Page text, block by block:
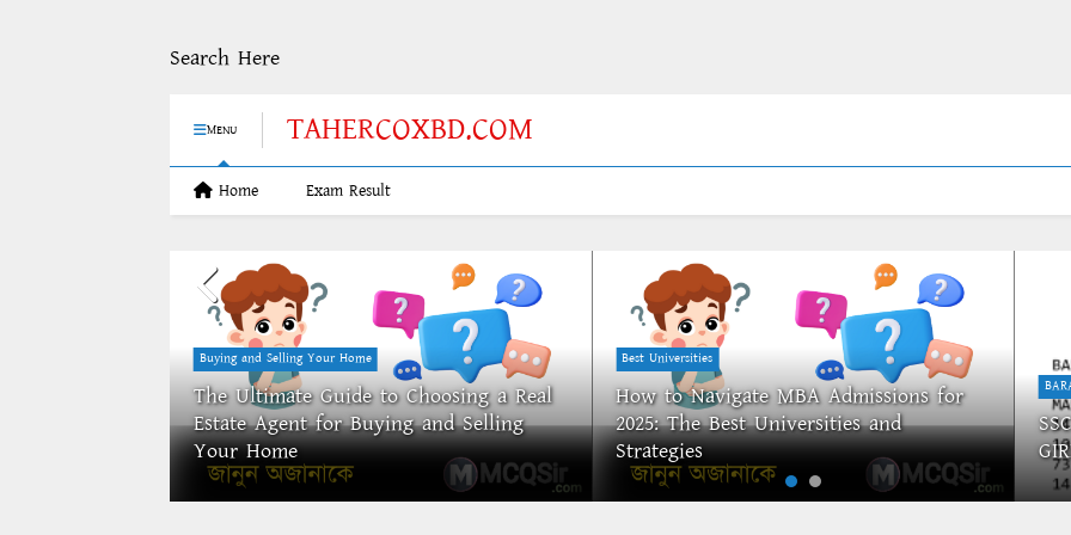
Search Here
MENU TAHERCOXBD.COM
Home Exam Result
Buying and Selling Your Home
The Ultimate Guide to Choosing a Real
Estate Agent for Buying and Selling
Your Home
Best Universities
How to Navigate MBA Admissions for
2025: The Best Universities and
Strategies